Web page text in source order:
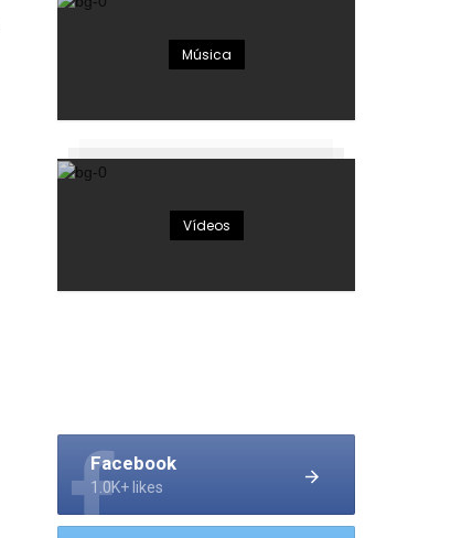
Música
Vídeos
Facebook
1.0K+ likes